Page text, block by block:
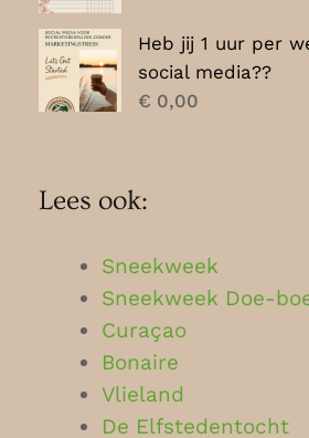
Heb jij 1 uur per
social media??
€ 0,00
Lees ook:
Sneekweek
Sneekweek Doe-
Curaçao
Bonaire
Vlieland
De Elfstedentocht